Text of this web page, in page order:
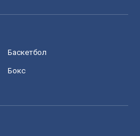
Баскетбол
Бокс